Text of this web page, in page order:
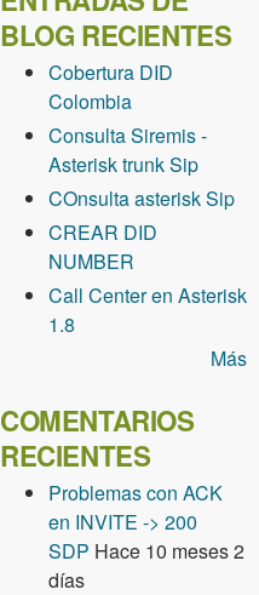
BLOG RECIENTES
Cobertura DID
Colombia
Consulta Siremis -
Asterisk trunk Sip
COnsulta asterisk Sip
CREAR DID
NUMBER
Call Center en Asterisk
1.8
Más
COMENTARIOS
RECIENTES
Problemas con ACK
en INVITE -> 200
SDP Hace 10 meses 2
días